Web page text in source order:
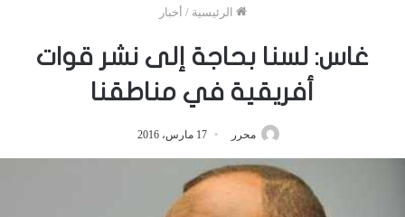
الرئيسية / أخبار
غاس: لسنا بحاجة إلى نشر قوات
أفريقية في مناطقنا
محرر 17 مارس، 2016